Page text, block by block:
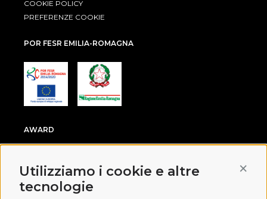
Utilizziamo i cookie e altre
tecnologie
COOKIE POLICY
PREFERENZE COOKIE
POR FESR EMILIA-ROMAGNA
AWARD